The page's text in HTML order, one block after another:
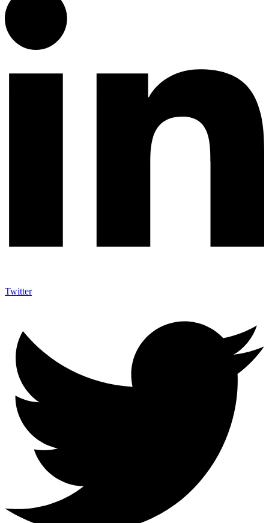
Twitter